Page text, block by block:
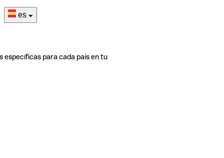
es
específicas para cada país en tu